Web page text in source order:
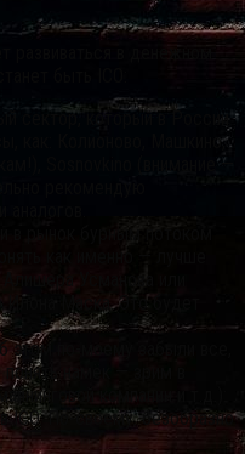
сектор, который в России
как: Колионово, Машкино,
Sosnovkino (внимание —
в рынок бурным потоком
как именно — лучше
Усманова или
Маска. Это будет
этом по-моему забыли все,
намёк — зрим в
компании и т.д.):
ICO. По-своему: безобразно